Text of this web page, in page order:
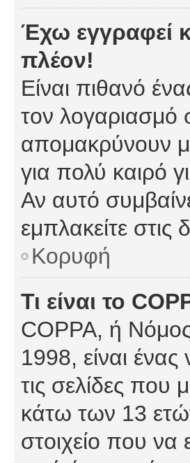
Έχω εγγραφεί
πλέον!
Είναι πιθανό
τον λογαριασμό
απομακρύνουν
για πολύ καιρό
Αν αυτό
εμπλακείτε στις
Κορυφή
Τι είναι το
COPPA, ή Νόμος
1998, είναι
τις σελίδες
κάτω των 13
στοιχείο που